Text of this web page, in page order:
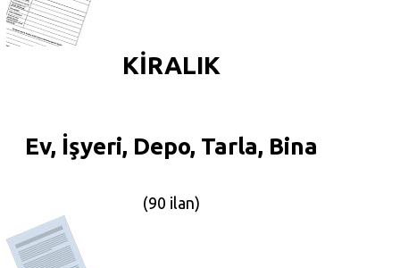
KİRALIK
Ev, İşyeri, Depo, Tarla, Bina
(90 ilan)